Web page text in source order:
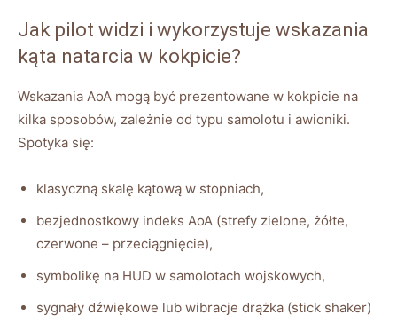
Jak pilot widzi i wykorzystuje wskazania
kąta natarcia w kokpicie?
Wskazania AoA mogą być prezentowane w kokpicie na
kilka sposobów, zależnie od typu samolotu i awioniki.
Spotyka się:
klasyczną skalę kątową w stopniach,
bezjednostkowy indeks AoA (strefy zielone, żółte,
czerwone – przeciągnięcie),
symbolikę na HUD w samolotach wojskowych,
sygnały dźwiękowe lub wibracje drążka (stick shaker)